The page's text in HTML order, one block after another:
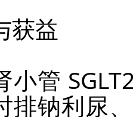
获益
小管
排钠利尿